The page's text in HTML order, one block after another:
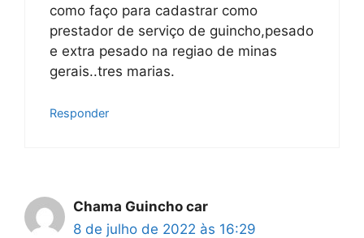
como faço para cadastrar como
prestador de serviço de guincho,pesado
e extra pesado na regiao de minas
gerais..tres marias.
Responder
Chama Guincho car
8 de julho de 2022 às 16:29